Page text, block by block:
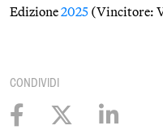
Edizione2025 (Vincitore:
CONDIVIDI